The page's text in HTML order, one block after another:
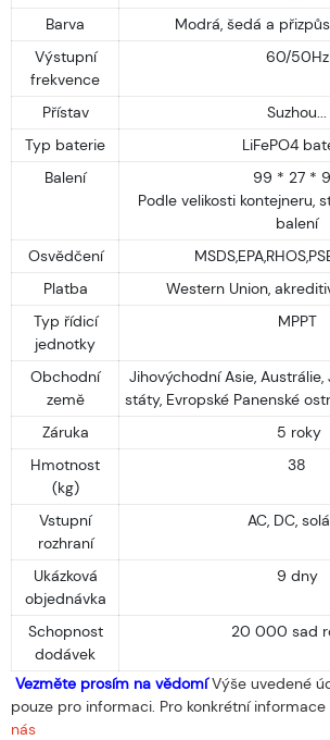
Barva
Modrá, šedá a
Výstupní
frekvence
60/50Hz
Přístav
Suzhou...
Typ baterie
LiFePO4
Balení
99 * 27 *
Podle velikosti kontejneru,
balení
Osvědčení
Platba
Western Union,
Typ řídicí
jednotky
MPPT
Obchodní
země
Jihovýchodní Asie, Austrálie,
státy, Evropské Panenské
Záruka
5 roky
Hmotnost
(kg)
38
Vstupní
rozhraní
AC, DC,
Ukázková
objednávka
9 dny
Schopnost
dodávek
20 000 sad
Vezměte prosím na vědomíVýše uvedené
pouze pro informaci. Pro konkrétní
nás